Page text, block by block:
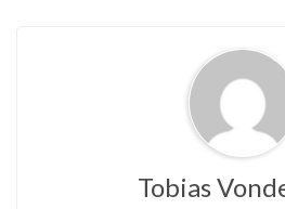
Tobias